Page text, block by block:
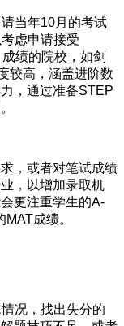
当年10月的考试
虑申请接受
绩的院校，如剑
较高，涵盖进阶数
，通过准备STEP
，或者对笔试成绩
，以增加录取机
更注重学生的A-
成绩。
况，找出失分的